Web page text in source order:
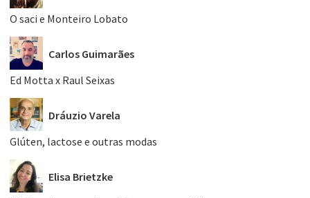
O saci e Monteiro Lobato
Carlos Guimarães
Ed Motta x Raul Seixas
Dráuzio Varela
Glúten, lactose e outras modas
Elisa Brietzke